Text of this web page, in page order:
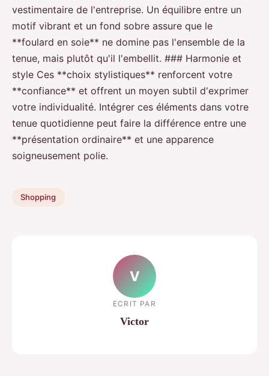
vestimentaire de l'entreprise. Un équilibre entre un
motif vibrant et un fond sobre assure que le
**foulard en soie** ne domine pas l'ensemble de la
tenue, mais plutôt qu'il l'embellit. ### Harmonie et
style Ces **choix stylistiques** renforcent votre
**confiance** et offrent un moyen subtil d'exprimer
votre individualité. Intégrer ces éléments dans votre
tenue quotidienne peut faire la différence entre une
**présentation ordinaire** et une apparence
soigneusement polie.
Shopping
V
ECRIT PAR
Victor